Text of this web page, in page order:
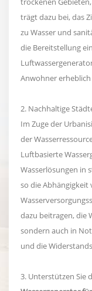
trägt dazu bei, das
zu Wasser und
die Bereitstellung
Anwohner
2. Nachhaltige
Im Zuge der
der
Luftbasierte
Wasserlösungen in
so die Abhängigkeit
dazu beitragen, die
sondern auch in
und die
3. Unterstützen Sie